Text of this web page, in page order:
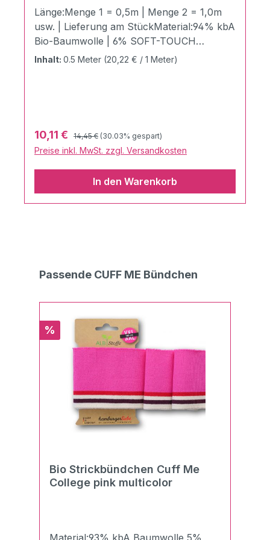
Länge:Menge 1 = 0,5m | Menge 2 = 1,0m
usw. | Lieferung am StückMaterial:94% kbA
Bio-Baumwolle | 6% SOFT-TOUCH
LUREXZertifizierung:GOTS zertifiziert |
Albstoffe. Hochwertigster 3 Farb Jacquard
Jersey aus 94% kbA Bio Baumwolle & 6%
Soft-Touch-Lurex Dieser weiche und sehr
angenehm zu tragende Hamburger Liebe
NormalwäscheBügeln mit Stufe
möglichChemische Reinigung möglich
Inhalt: 0.5 Meter (20,22 € / 1 Meter)
Verkaufspreis:
10,11 € Regulärer Preis:
14,45 € (30.03% gespart)
Preise inkl. MwSt. zzgl. Versandkosten
In den Warenkorb
Produktgalerie überspringen
Passende CUFF ME Bündchen
Rabatt
%
Bio Strickbündchen Cuff Me
College pink multicolor
Material:93% kbA Baumwolle 5%